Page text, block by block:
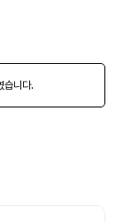
습니다.